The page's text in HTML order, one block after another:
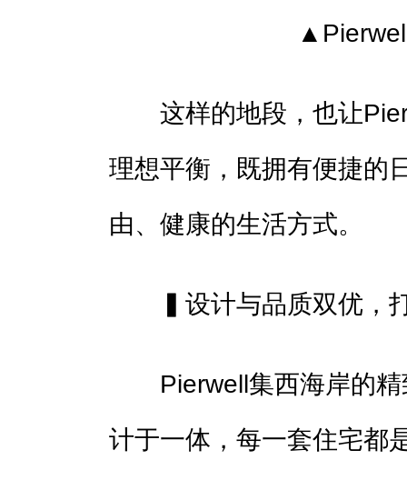
这样的地段，也让
理想平衡，既拥有便捷的
由、健康的生活方式。
▍设计与品质双优，打
Pierwell集西海岸的精
计于一体，每一套住宅都